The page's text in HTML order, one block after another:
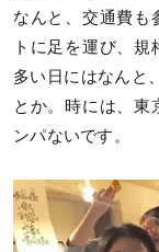
なんと、交通費も
トに足を運び、規
多い日にはなんと
とか。時には、東
ンパないです。